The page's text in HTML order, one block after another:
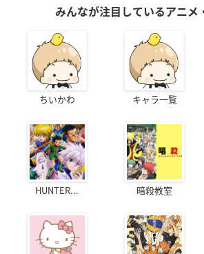
みんなが注目しているアニメ
ちいかわ キャラ一覧
HUNTER... 暗殺教室